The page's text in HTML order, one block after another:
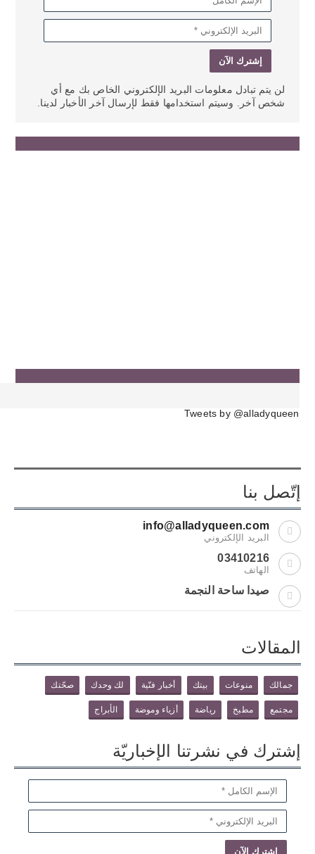
لن يتم تبادل معلومات البريد الإلكتروني الخاص بك مع أي
شخص آخر. وسيتم استخدامها فقط لإرسال آخر الأخبار لدينا.
Tweets by @alladyqueen
إتّصل بنا
info@alladyqueen.com
البريد الإلكتروني
03410216
الهاتف
صيدا ساحة النجمة
المقالات
جمالك منوعات بيتك أخبار فنّية لك وحدك صحّتك
مجتمع مطبخ رياضة أزياء وموضة الأبراج
إشترك في نشرتنا الإخباريّة